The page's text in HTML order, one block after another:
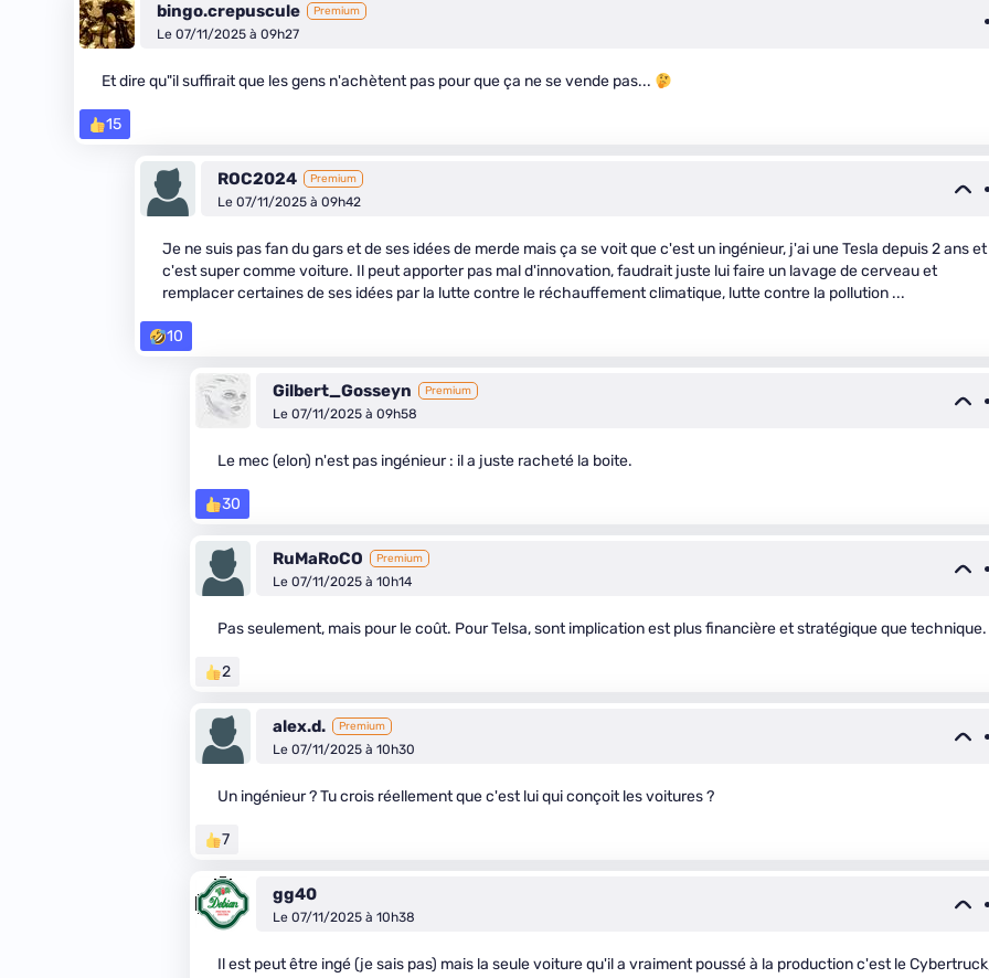
bingo.crepuscule Premium
Le 07/11/2025 à 09h27
Et dire qu"il suffirait que les gens n'achètent pas pour que ça ne se vende pas...
15
ROC2024 Premium
Le 07/11/2025 à 09h42
Je ne suis pas fan du gars et de ses idées de merde mais ça se voit que c'est un ingénieur, j'ai une Tesla depuis 2 ans et
c'est super comme voiture. Il peut apporter pas mal d'innovation, faudrait juste lui faire un lavage de cerveau et
remplacer certaines de ses idées par la lutte contre le réchauffement climatique, lutte contre la pollution ...
10
Gilbert_Gosseyn Premium
Le 07/11/2025 à 09h58
Le mec (elon) n'est pas ingénieur : il a juste racheté la boite.
30
RuMaRoCO Premium
Le 07/11/2025 à 10h14
Pas seulement, mais pour le coût. Pour Telsa, sont implication est plus financière et stratégique que technique.
2
alex.d. Premium
Le 07/11/2025 à 10h30
Un ingénieur ? Tu crois réellement que c'est lui qui conçoit les voitures ?
7
gg40
Le 07/11/2025 à 10h38
Il est peut être ingé (je sais pas) mais la seule voiture qu'il a vraiment poussé à la production c'est le